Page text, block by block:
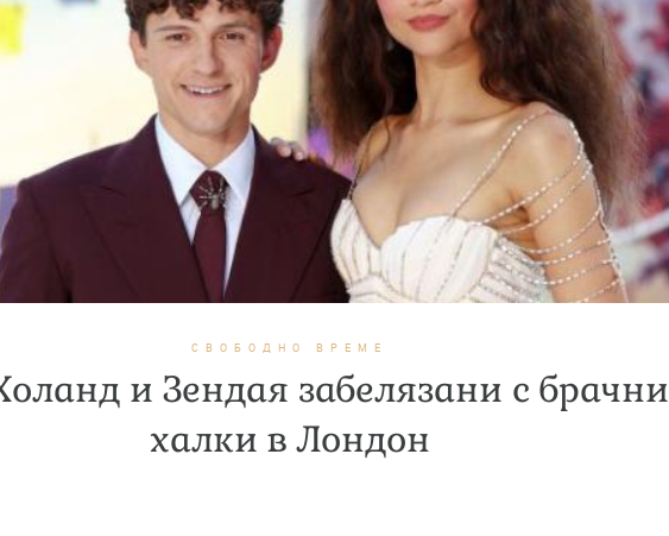
СВОБОДНО ВРЕМЕ
и Зендая забелязани с брачни
халки в Лондон